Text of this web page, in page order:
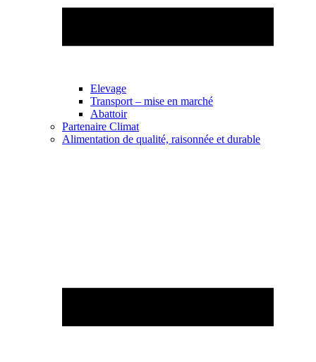
Elevage
Transport – mise en marché
Abattoir
Partenaire Climat
Alimentation de qualité, raisonnée et durable